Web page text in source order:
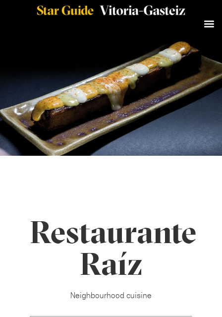
Restaurante
Raíz
Neighbourhood cuisine